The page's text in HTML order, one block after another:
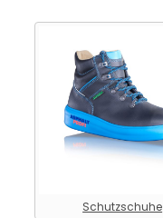
Schutzschuhe